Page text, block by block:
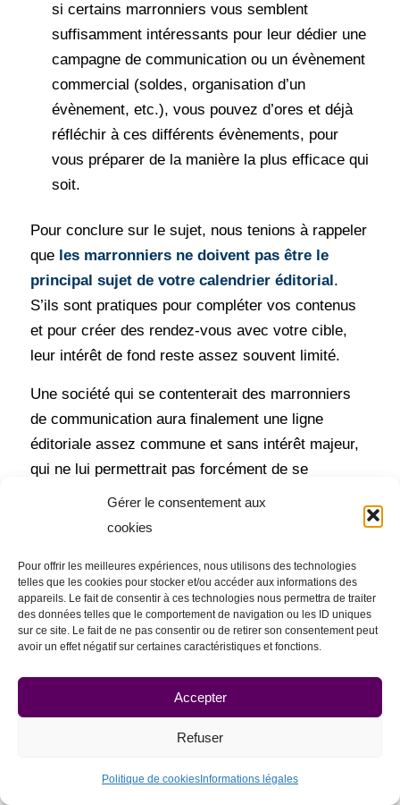
Gérer le consentement aux
cookies
Pour offrir les meilleures expériences, nous utilisons des technologies
telles que les cookies pour stocker et/ou accéder aux informations des
appareils. Le fait de consentir à ces technologies nous permettra de traiter
des données telles que le comportement de navigation ou les ID uniques
sur ce site. Le fait de ne pas consentir ou de retirer son consentement peut
avoir un effet négatif sur certaines caractéristiques et fonctions.
Accepter
Refuser
Politique de cookies Informations légales
si certains marronniers vous semblent
suffisamment intéressants pour leur dédier une
campagne de communication ou un évènement
commercial (soldes, organisation d’un
évènement, etc.), vous pouvez d’ores et déjà
réfléchir à ces différents évènements, pour
vous préparer de la manière la plus efficace qui
soit.
Pour conclure sur le sujet, nous tenions à rappeler
que les marronniers ne doivent pas être le
principal sujet de votre calendrier éditorial .
S’ils sont pratiques pour compléter vos contenus
et pour créer des rendez-vous avec votre cible,
leur intérêt de fond reste assez souvent limité.
Une société qui se contenterait des marronniers
de communication aura finalement une ligne
éditoriale assez commune et sans intérêt majeur,
qui ne lui permettrait pas forcément de se
distinguer de la concurrence.
Si vous cherchez par ailleurs des conseils plus
comment créer un planning
éditorial, pensez à lire notre article dédié au sujet.